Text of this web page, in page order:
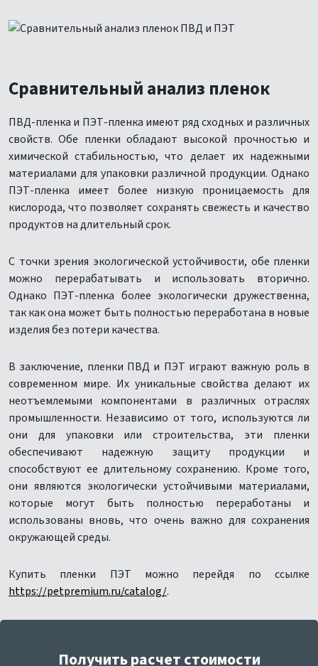
Сравнительный анализ пленок
ПВД-пленка и ПЭТ-пленка имеют ряд сходных и различных
свойств. Обе пленки обладают высокой прочностью и
химической стабильностью, что делает их надежными
материалами для упаковки различной продукции. Однако
ПЭТ-пленка имеет более низкую проницаемость для
кислорода, что позволяет сохранять свежесть и качество
продуктов на длительный срок.
С точки зрения экологической устойчивости, обе пленки
можно перерабатывать и использовать вторично.
Однако ПЭТ-пленка более экологически дружественна,
так как она может быть полностью переработана в новые
изделия без потери качества.
В заключение, пленки ПВД и ПЭТ играют важную роль в
современном мире. Их уникальные свойства делают их
неотъемлемыми компонентами в различных отраслях
промышленности. Независимо от того, используются ли
они для упаковки или строительства, эти пленки
обеспечивают надежную защиту продукции и
способствуют ее длительному сохранению. Кроме того,
они являются экологически устойчивыми материалами,
которые могут быть полностью переработаны и
использованы вновь, что очень важно для сохранения
окружающей среды.
Купить пленки ПЭТ можно перейдя по ссылке
https://petpremium.ru/catalog/.
Получить расчет стоимости